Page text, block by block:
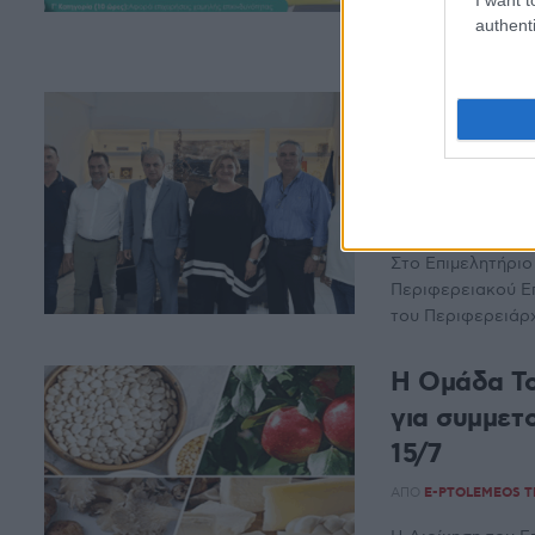
και ενίσχυση
Τα 4
με νέες
Στο
Περιφερειακού
του
Η Ομάδα
για
15/7
ΑΠΌ E-PTOLEMEOS